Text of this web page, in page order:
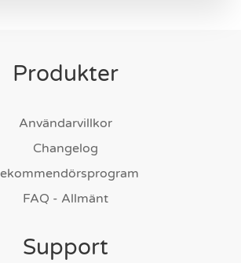
Produkter
Användarvillkor
Changelog
FAQ - Allmänt
Support